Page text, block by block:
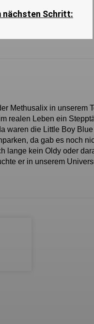
nächsten Schritt:
Methusalix in unserem
realen Leben ein
waren die Little Boy
da gab es noch
lange kein Oldy oder
er in unserem